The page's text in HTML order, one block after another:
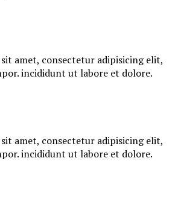
amet, consectetur adipisicing elit,
incididunt ut labore et dolore.
amet, consectetur adipisicing elit,
incididunt ut labore et dolore.